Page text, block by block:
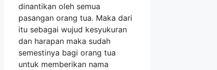
dinantikan oleh semua
pasangan orang tua. Maka dari
itu sebagai wujud kesyukuran
dan harapan maka sudah
semestinya bagi orang tua
untuk memberikan nama